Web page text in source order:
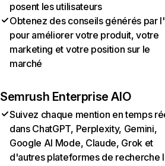
posent les utilisateurs
Obtenez des conseils générés par
pour améliorer votre produit, votre
marketing et votre position sur le
marché
Semrush Enterprise AIO
Suivez chaque mention en temps
dans ChatGPT, Perplexity, Gemini,
Google AI Mode, Claude, Grok et
d'autres plateformes de recherche